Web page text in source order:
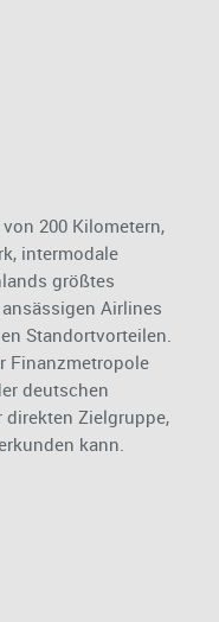
200 Kilometern,
intermodale
größtes
Airlines
Standortvorteilen.
Finanzmetropole
deutschen
Zielgruppe,
kann.